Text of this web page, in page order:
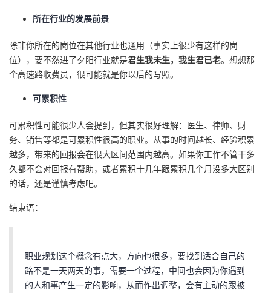
所在行业的发展前景
除非你所在的岗位在其他行业也通用（事实上很少有这样的岗
位），要不然进了夕阳行业就是君生我未生，我生君已老。想想那
个高速路收费员，很可能就是你以后的写照。
可累积性
可累积性可能很少人会提到，但其实很好理解：医生、律师、财
务、销售等都是可累积性很高的职业。从事的时间越长、经验积累
越多，带来的回报会在很大区间范围内越高。如果你工作不管干多
久都不会对回报有帮助，或者累积十几年跟累积几个月没多大区别
的话，还是谨慎考虑吧。
结束语：
职业规划这个概念有点大，方向也很多，要找到适合自己的
路不是一天两天的事，需要一个过程，中间也会因为你遇到
的人和事产生一定的影响，从而作出调整，会有主动的跟被